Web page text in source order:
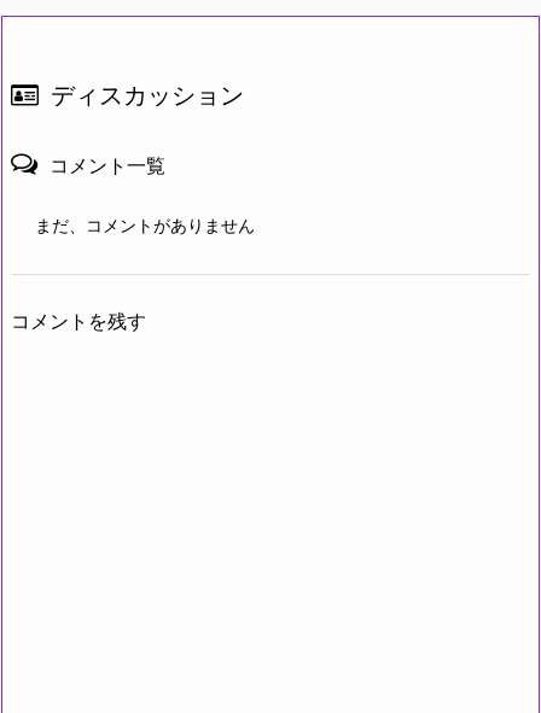
ディスカッション
コメント一覧
まだ、コメントがありません
コメントを残す